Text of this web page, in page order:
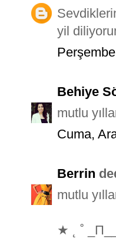
yil
Behiye
mutlu
Cuma,
Berrin
mutlu
★ ˛ ˚